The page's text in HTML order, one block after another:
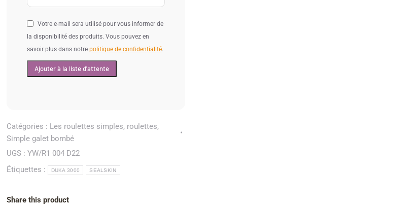
Votre e-mail sera utilisé pour vous informer de
la disponibilité des produits. Vous pouvez en
savoir plus dans notre politique de confidentialité.
Catégories : Les roulettes simples, roulettes,
Simple galet bombé
UGS : YW/R1 004 D22
Étiquettes :
DUKA 3000 SEALSKIN
Share this product